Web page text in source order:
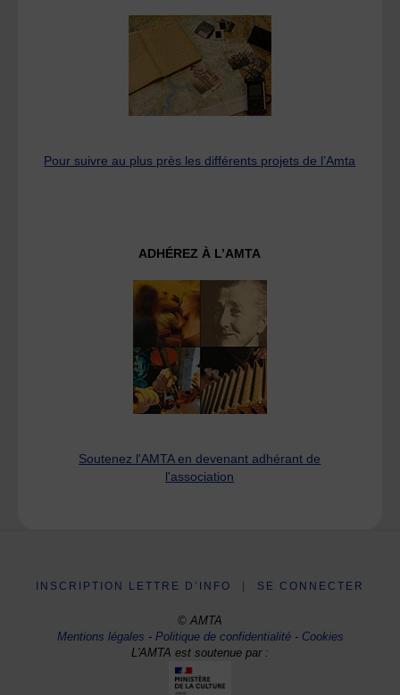
Pour suivre au plus près les différents projets de l’Amta
ADHÉREZ À L’AMTA
Soutenez l'AMTA en devenant adhérant de
l'association
INSCRIPTION LETTRE D’INFO SE CONNECTER
© AMTA
Mentions légales -Politique de confidentialité- Cookies
L'AMTA est soutenue par :